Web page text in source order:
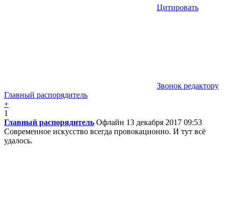
Цитировать
Звонок редактору
Главный распорядитель
+
1
Главный распорядитель Офлайн 13 декабря 2017 09:53
Современное искусство всегда провокационно. И тут всё
удалось.